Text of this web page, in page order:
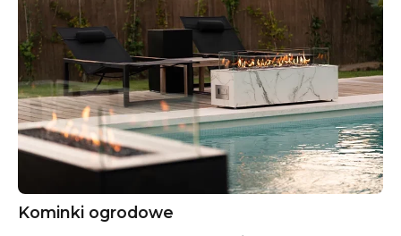
Kominki ogrodowe